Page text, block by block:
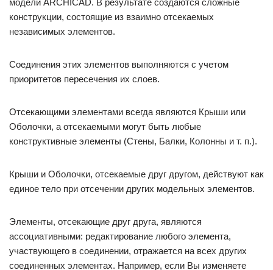
модели ARCHICAD. В результате создаются сложные
конструкции, состоящие из взаимно отсекаемых
независимых элементов.
Соединения этих элементов выполняются с учетом
приоритетов пересечения их слоев.
Отсекающими элементами всегда являются Крыши или
Оболочки, а отсекаемыми могут быть любые
конструктивные элементы (Стены, Балки, Колонны и т. п.).
Крыши и Оболочки, отсекаемые друг другом, действуют как
единое тело при отсечении других модельных элементов.
Элементы, отсекающие друг друга, являются
ассоциативными: редактирование любого элемента,
участвующего в соединении, отражается на всех других
соединенных элементах. Например, если Вы изменяете